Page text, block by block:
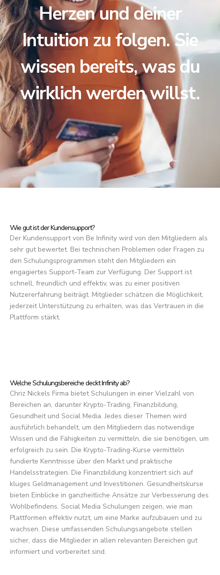
Herzen und deiner
Intuition zu folgen. Sie
wissen bereits, was du
wirklich werden willst.
Wie gut ist der Kundensupport?
Der Kundensupport von Be Infinity wird von den Mitgliedern als
sehr gut bewertet. Bei technischen Problemen oder Fragen zu
den Schulungsprogrammen steht den Mitgliedern ein
engagiertes Support-Team zur Verfügung. Der Support ist
schnell, freundlich und effektiv, was zu einer positiven
Nutzererfahrung beiträgt. Mitglieder schätzen die Möglichkeit,
jederzeit Unterstützung zu erhalten, was das Vertrauen in die
Plattform stärkt.
Welche Schulungsbereiche deckt Infinity ab?
Chriz Nickels Firma bietet Schulungen in einer Vielzahl von
Bereichen an, darunter Krypto-Trading, Finanzbildung,
Gesundheit und Social Media. Jedes dieser Themen wird
ausführlich behandelt, um den Mitgliedern das notwendige
Wissen und die Fähigkeiten zu vermitteln, die sie benötigen, um
erfolgreich zu sein. Die Krypto-Trading-Kurse vermitteln
fundierte Kenntnisse über den Markt und praktische
Handelsstrategien. Die Finanzbildung konzentriert sich auf
kluges Geldmanagement und Investitionen. Gesundheitskurse
bieten Einblicke in ganzheitliche Ansätze zur Verbesserung des
Wohlbefindens. Social Media Schulungen zeigen, wie man
Plattformen effektiv nutzt, um eine Marke aufzubauen und zu
wachsen. Diese umfassenden Schulungsangebote stellen
sicher, dass die Mitglieder in allen relevanten Bereichen gut
informiert und vorbereitet sind.